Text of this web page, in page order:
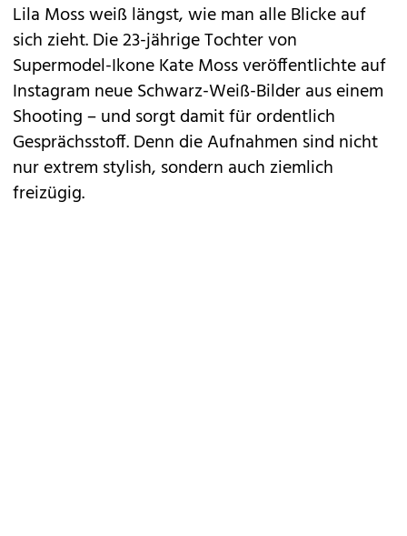
Lila Moss weiß längst, wie man alle Blicke auf
sich zieht. Die 23-jährige Tochter von
Supermodel-Ikone Kate Mossveröffentlichte auf
Instagram neue Schwarz-Weiß-Bilder aus einem
Shooting – und sorgt damit für ordentlich
Gesprächsstoff. Denn die Aufnahmen sind nicht
nur extrem stylish, sondern auch ziemlich
freizügig.